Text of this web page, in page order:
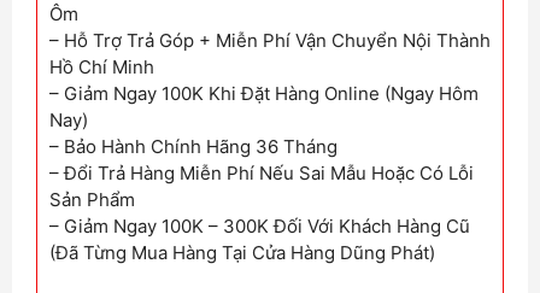
Ôm
– Hỗ Trợ Trả Góp + Miễn Phí Vận Chuyển Nội Thành
Hồ Chí Minh
– Giảm Ngay 100K Khi Đặt Hàng Online (Ngay Hôm
Nay)
– Bảo Hành Chính Hãng 36 Tháng
– Đổi Trả Hàng Miễn Phí Nếu Sai Mẫu Hoặc Có Lỗi
Sản Phẩm
– Giảm Ngay 100K – 300K Đối Với Khách Hàng Cũ
(Đã Từng Mua Hàng Tại Cửa Hàng Dũng Phát)